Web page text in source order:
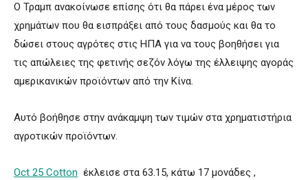
Ο Τραμπ ανακοίνωσε επίσης ότι θα πάρει ένα μέρος των
χρημάτων που θα εισπράξει από τους δασμούς και θα το
δώσει στους αγρότες στις ΗΠΑ για να τους βοηθήσει για
τις απώλειες της φετινής σεζόν λόγω της έλλειψης αγοράς
αμερικανικών προϊόντων από την Κίνα.
Αυτό βοήθησε στην ανάκαμψη των τιμών στα χρηματιστήρια
αγροτικών προϊόντων.
Oct 25 Cotton έκλεισε στα 63.15, κάτω 17 μονάδες ,